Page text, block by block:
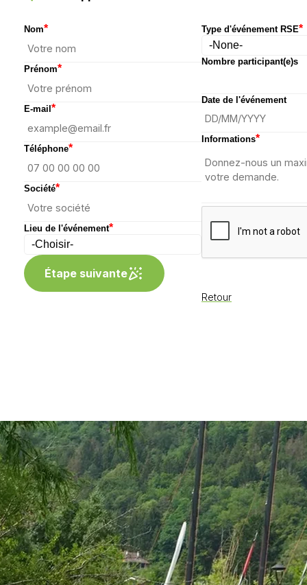
Nom*
Prénom*
E-mail*
Téléphone*
Société*
Lieu de l'événement*
Étape suivante
Type d'événement RSE*
Nombre participant(e)s
Date de l'événement
Informations*
Retour